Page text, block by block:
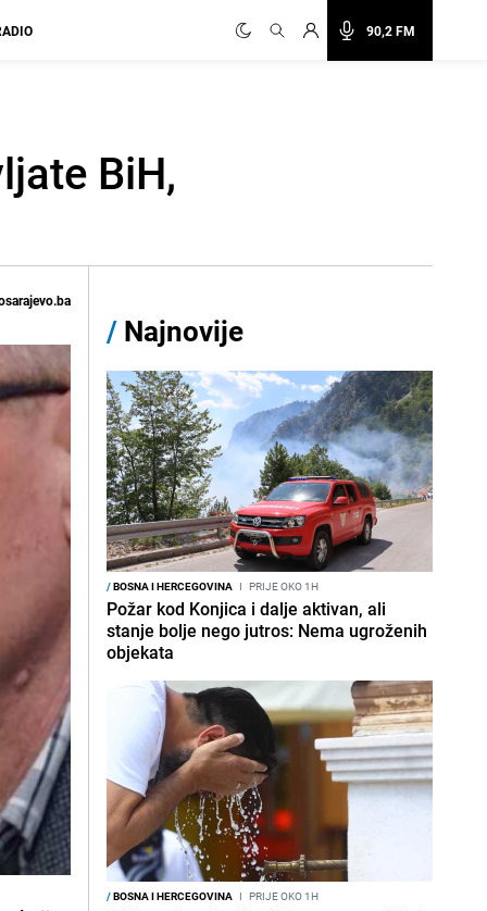
90,2 FM
BiH,
/ Najnovije
/BOSNA I HERCEGOVINA I PRIJE OKO 1H
Požar kod Konjica i dalje aktivan, ali
stanje bolje nego jutros: Nema ugroženih
objekata
/BOSNA I HERCEGOVINA I PRIJE OKO 1H